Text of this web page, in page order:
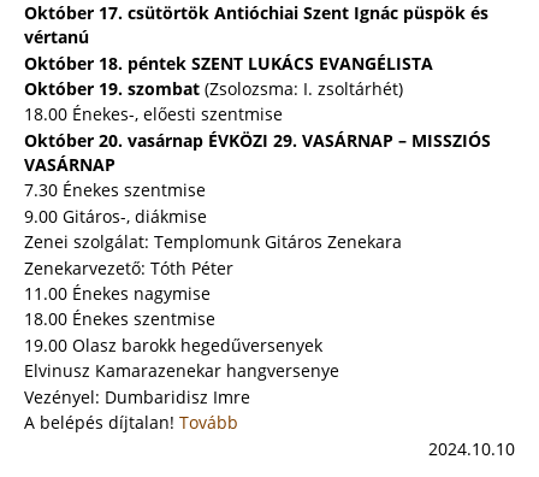
Október 17. csütörtök Antióchiai Szent Ignác püspök és
vértanú
Október 18. péntek SZENT LUKÁCS EVANGÉLISTA
Október 19. szombat (Zsolozsma: I. zsoltárhét)
18.00 Énekes-, előesti szentmise
Október 20. vasárnap ÉVKÖZI 29. VASÁRNAP – MISSZIÓS
VASÁRNAP
7.30 Énekes szentmise
9.00 Gitáros-, diákmise
Zenei szolgálat: Templomunk Gitáros Zenekara
Zenekarvezető: Tóth Péter
11.00 Énekes nagymise
18.00 Énekes szentmise
19.00 Olasz barokk hegedűversenyek
Elvinusz Kamarazenekar hangversenye
Vezényel: Dumbaridisz Imre
A belépés díjtalan! Tovább
2024.10.10